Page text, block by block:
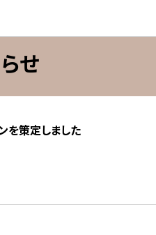
せ
策定しました